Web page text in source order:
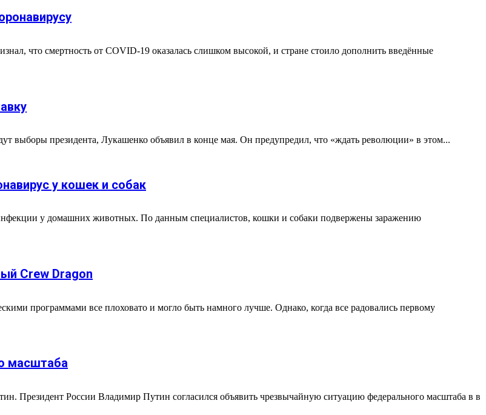
что смертность от COVID-19 оказалась слишком высокой, и стране стоило дополнить введённые
выборы президента, Лукашенко объявил в конце мая. Он предупредил, что «ждать революции» в этом...
у кошек и собак
у домашних животных. По данным специалистов, кошки и собаки подвержены заражению
Crew Dragon
программами все плоховато и могло быть намного лучше. Однако, когда все радовались первому
масштаба
Президент России Владимир Путин согласился объявить чрезвычайную ситуацию федерального масштаба в в